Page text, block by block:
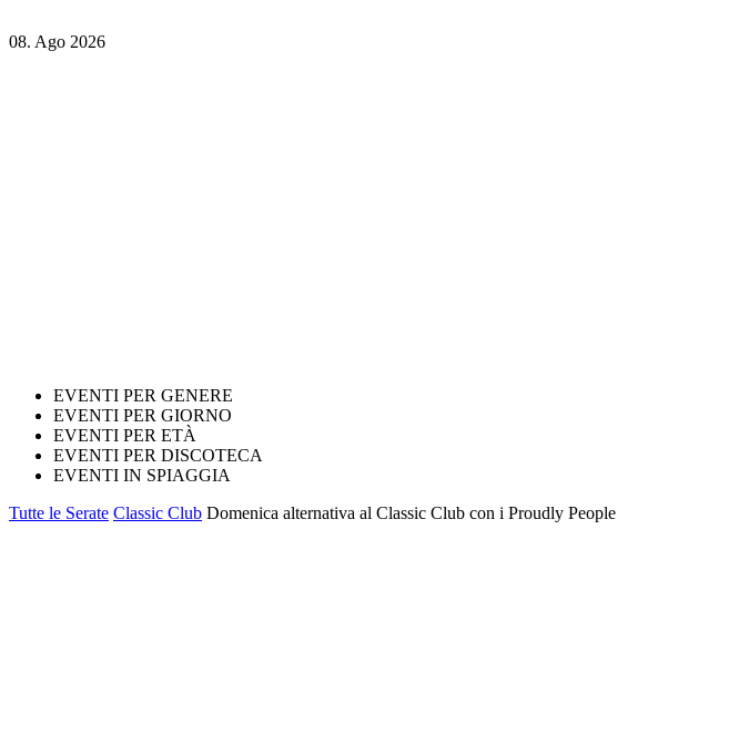
08. Ago 2026
EVENTI PER GENERE
EVENTI PER GIORNO
EVENTI PER ETÀ
EVENTI PER DISCOTECA
EVENTI IN SPIAGGIA
Tutte le Serate Classic Club Domenica alternativa al Classic Club con i Proudly People